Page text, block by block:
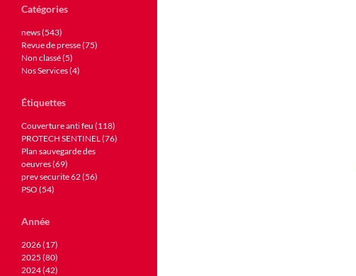
Catégories
news (543)
Revue de presse (75)
Non classé (5)
Nos Services (4)
Étiquettes
Couverture anti feu (118)
PROTECH SENTINEL (76)
Plan sauvegarde des
oeuvres (69)
prev securite 62 (56)
PSO (54)
Année
2026 (17)
2025 (80)
2024 (42)